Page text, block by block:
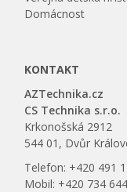
Domácnost
KONTAKT
AZTechnika.cz
CS Technika s.r.o.
Krkonošská 2912
544 01, Dvůr
Telefon: +420 491
Mobil: +420 734